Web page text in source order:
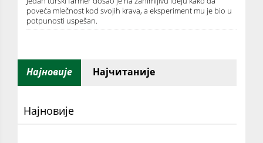
poveća mlečnost kod svojih krava, a eksperiment mu je bio u
potpunosti uspešan.
Најновије Најчитаније
Најновије